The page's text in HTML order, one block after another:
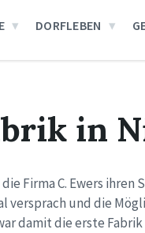
DORFLEBEN
in
Firma C. Ewers
versprach und die
damit die erste